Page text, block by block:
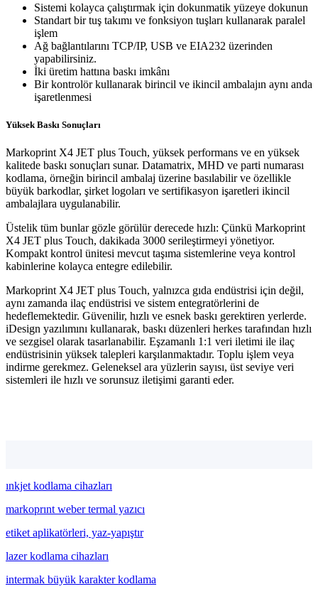
Sistemi kolayca çalıştırmak için dokunmatik yüzeye dokunun
Standart bir tuş takımı ve fonksiyon tuşları kullanarak paralel
işlem
Ağ bağlantılarını TCP/IP, USB ve EIA232 üzerinden
yapabilirsiniz.
İki üretim hattına baskı imkânı
Bir kontrolör kullanarak birincil ve ikincil ambalajın aynı anda
işaretlenmesi
Yüksek Baskı Sonuçları
Markoprint X4 JET plus Touch, yüksek performans ve en yüksek
kalitede baskı sonuçları sunar. Datamatrix, MHD ve parti numarası
kodlama, örneğin birincil ambalaj üzerine basılabilir ve özellikle
büyük barkodlar, şirket logoları ve sertifikasyon işaretleri ikincil
ambalajlara uygulanabilir.
Üstelik tüm bunlar gözle görülür derecede hızlı: Çünkü Markoprint
X4 JET plus Touch, dakikada 3000 serileştirmeyi yönetiyor.
Kompakt kontrol ünitesi mevcut taşıma sistemlerine veya kontrol
kabinlerine kolayca entegre edilebilir.
Markoprint X4 JET plus Touch, yalnızca gıda endüstrisi için değil,
aynı zamanda ilaç endüstrisi ve sistem entegratörlerini de
hedeflemektedir. Güvenilir, hızlı ve esnek baskı gerektiren yerlerde.
iDesign yazılımını kullanarak, baskı düzenleri herkes tarafından hızlı
ve sezgisel olarak tasarlanabilir. Eşzamanlı 1:1 veri iletimi ile ilaç
endüstrisinin yüksek talepleri karşılanmaktadır. Toplu işlem veya
indirme gerekmez. Geleneksel ara yüzlerin sayısı, üst seviye veri
sistemleri ile hızlı ve sorunsuz iletişimi garanti eder.
ınkjet kodlama cihazları
markoprınt weber termal yazıcı
etiket aplikatörleri, yaz-yapıştır
lazer kodlama cihazları
intermak büyük karakter kodlama